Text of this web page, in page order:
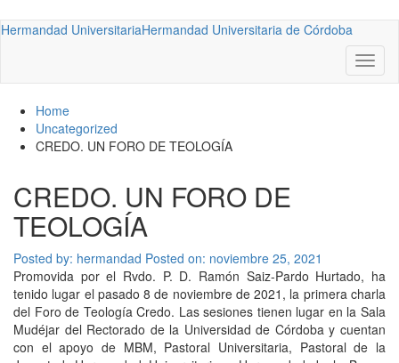
Hermandad UniversitariaHermandad Universitaria de Córdoba
Home
Uncategorized
CREDO. UN FORO DE TEOLOGÍA
CREDO. UN FORO DE
TEOLOGÍA
Posted by: hermandad Posted on: noviembre 25, 2021
Promovida por el Rvdo. P. D. Ramón Saiz-Pardo Hurtado, ha
tenido lugar el pasado 8 de noviembre de 2021, la primera charla
del Foro de Teología Credo. Las sesiones tienen lugar en la Sala
Mudéjar del Rectorado de la Universidad de Córdoba y cuentan
con el apoyo de MBM, Pastoral Universitaria, Pastoral de la